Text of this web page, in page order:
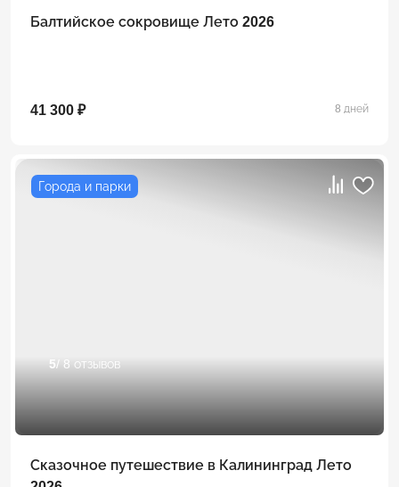
Балтийское сокровище Лето 2026
41 300 ₽ 8 дней
Города и парки
5/ 8 отзывов
Сказочное путешествие в Калининград Лето